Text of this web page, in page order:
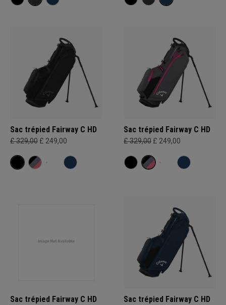
Sac trépied Fairway C HD
£ 329,00 £ 249,00
Sac trépied Fairway C HD
£ 329,00 £ 249,00
Sac trépied Fairway C HD Sac trépied Fairway C HD